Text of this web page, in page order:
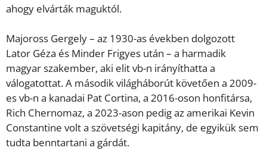
ahogy elvárták maguktól.
Majoross Gergely – az 1930-as években dolgozott
Lator Géza és Minder Frigyes után – a harmadik
magyar szakember, aki elit vb-n irányíthatta a
válogatottat. A második világháborút követően a 2009-
es vb-n a kanadai Pat Cortina, a 2016-oson honfitársa,
Rich Chernomaz, a 2023-ason pedig az amerikai Kevin
Constantine volt a szövetségi kapitány, de egyikük sem
tudta benntartani a gárdát.